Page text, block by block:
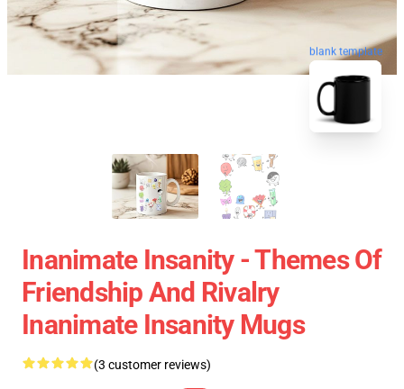
blank template
Inanimate Insanity - Themes Of
Friendship And Rivalry
Inanimate Insanity Mugs
(3 customer reviews)